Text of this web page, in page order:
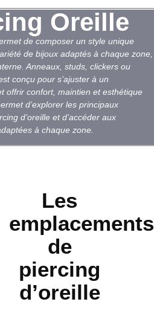
Oreille
de composer un style unique
de bijoux adaptés à chaque zone,
Anneaux, studs, clickers ou
conçu pour s’ajuster à un
offrir confort, maintien et esthétique
d’explorer les principaux
d’oreille et d’accéder aux
à chaque zone.
Les
emplacements
de
piercing
d’oreille